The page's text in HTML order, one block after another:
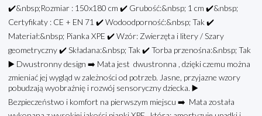
✔️&nbsp;Rozmiar : 150x180 cm ✔️ Grubość:&nbsp; 1 cm ✔️&nbsp;
Certyfikaty : CE + EN 71 ✔️ Wodoodporność:&nbsp; Tak ✔️
Materiał:&nbsp; Pianka XPE ✔️ Wzór: Zwierzęta i litery / Szary
geometryczny ✔️ Składana:&nbsp; Tak ✔️ Torba przenośna:&nbsp; Tak
▶️ Dwustronny design ➡️ Mata jest dwustronna , dzięki czemu można
zmieniać jej wygląd w zależności od potrzeb. Jasne, przyjazne wzory
pobudzają wyobraźnię i rozwój sensoryczny dziecka. ▶️
Bezpieczeństwo i komfort na pierwszym miejscu ➡️ Mata została